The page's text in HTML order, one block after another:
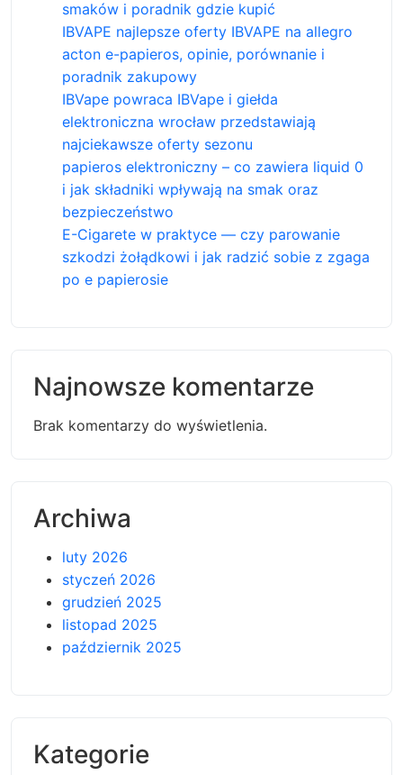
smaków i poradnik gdzie kupić
IBVAPE najlepsze oferty IBVAPE na allegro
acton e-papieros, opinie, porównanie i
poradnik zakupowy
IBVape powraca IBVape i giełda
elektroniczna wrocław przedstawiają
najciekawsze oferty sezonu
papieros elektroniczny – co zawiera liquid 0
i jak składniki wpływają na smak oraz
bezpieczeństwo
E-Cigarete w praktyce — czy parowanie
szkodzi żołądkowi i jak radzić sobie z zgaga
po e papierosie
Najnowsze komentarze
Brak komentarzy do wyświetlenia.
Archiwa
luty 2026
styczeń 2026
grudzień 2025
listopad 2025
październik 2025
Kategorie